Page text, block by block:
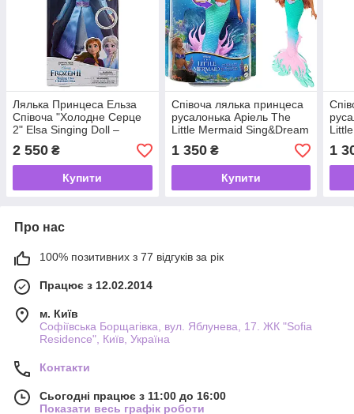
Лялька Принцеса Ельза
Співоча "Холодне Серце
2" Elsa Singing Doll –
2 550 ₴
Купити
Співоча лялька принцеса
русалонька Аріель The
Little Mermaid Sing&Dream
Ariel з фірмовим хвостом
Mattel
1 350₴
Купити
1
Про нас
100% позитивних з 77 відгуків за рік
Працює з 12.02.2014
м. Київ
Софіївська Борщагівка, вул. Яблунева, 17. ЖК "Sofia
Residence", Київ, Україна
Контакти
Сьогодні працює з 11:00 до 16:00
Показати весь графік роботи